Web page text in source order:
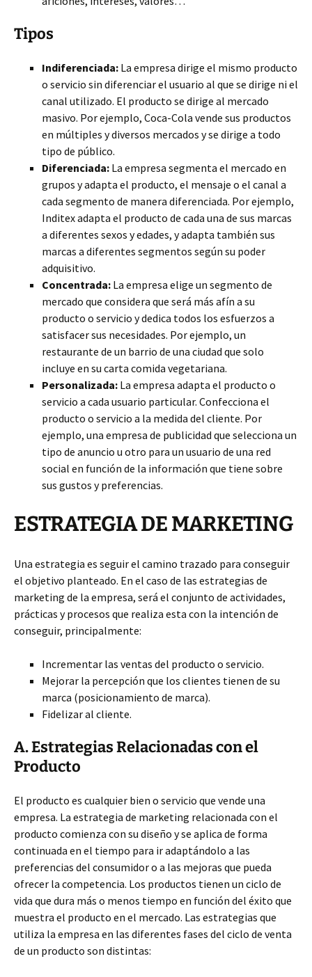
Tipos
Indiferenciada: La empresa dirige el mismo producto
o servicio sin diferenciar el usuario al que se dirige ni el
canal utilizado. El producto se dirige al mercado
masivo. Por ejemplo, Coca-Cola vende sus productos
en múltiples y diversos mercados y se dirige a todo
tipo de público.
Diferenciada: La empresa segmenta el mercado en
grupos y adapta el producto, el mensaje o el canal a
cada segmento de manera diferenciada. Por ejemplo,
Inditex adapta el producto de cada una de sus marcas
a diferentes sexos y edades, y adapta también sus
marcas a diferentes segmentos según su poder
adquisitivo.
Concentrada: La empresa elige un segmento de
mercado que considera que será más afín a su
producto o servicio y dedica todos los esfuerzos a
satisfacer sus necesidades. Por ejemplo, un
restaurante de un barrio de una ciudad que solo
incluye en su carta comida vegetariana.
Personalizada: La empresa adapta el producto o
servicio a cada usuario particular. Confecciona el
producto o servicio a la medida del cliente. Por
ejemplo, una empresa de publicidad que selecciona un
tipo de anuncio u otro para un usuario de una red
social en función de la información que tiene sobre
sus gustos y preferencias.
ESTRATEGIA DE MARKETING
Una estrategia es seguir el camino trazado para conseguir
el objetivo planteado. En el caso de las estrategias de
marketing de la empresa, será el conjunto de actividades,
prácticas y procesos que realiza esta con la intención de
conseguir, principalmente:
Incrementar las ventas del producto o servicio.
Mejorar la percepción que los clientes tienen de su
marca (posicionamiento de marca).
Fidelizar al cliente.
A. Estrategias Relacionadas con el
Producto
El producto es cualquier bien o servicio que vende una
empresa. La estrategia de marketing relacionada con el
producto comienza con su diseño y se aplica de forma
continuada en el tiempo para ir adaptándolo a las
preferencias del consumidor o a las mejoras que pueda
ofrecer la competencia. Los productos tienen un ciclo de
vida que dura más o menos tiempo en función del éxito que
muestra el producto en el mercado. Las estrategias que
utiliza la empresa en las diferentes fases del ciclo de venta
de un producto son distintas: